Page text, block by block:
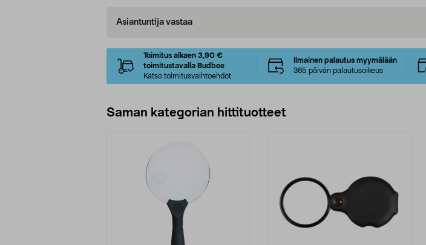
Asiantuntija vastaa
Toimitus alkaen 3,90 €
toimitustavalla Budbee
Katso toimitusvaihtoehdot
Ilmainen palautus myymälään
365 päivän palautusoikeus
Saman kategorian hittituotteet